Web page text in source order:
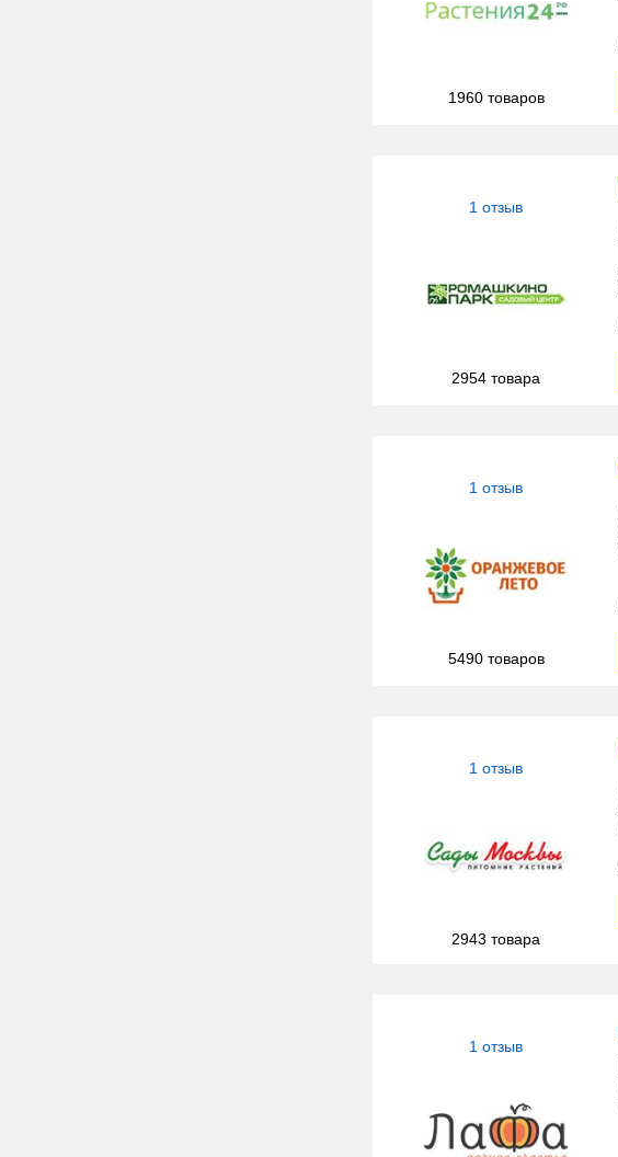
1960 товаров
1 отзыв
2954 товара
1 отзыв
5490 товаров
1 отзыв
2943 товара
1 отзыв